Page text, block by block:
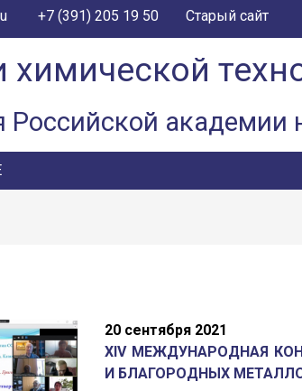
+7 (391) 205 19 50 Старый сайт
химической
Российской академии
20 сентября 2021
XIV МЕЖДУНАРОДНАЯ
И БЛАГОРОДНЫХ